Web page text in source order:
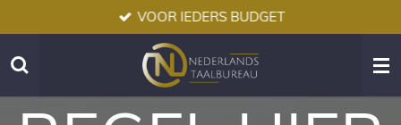
direct
naar
de
hoofdinhoud
VOOR IEDERS BUDGET